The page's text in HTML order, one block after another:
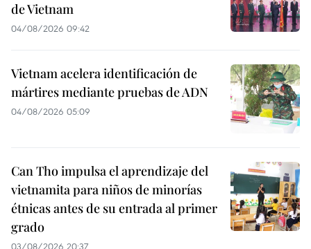
de Vietnam
04/08/2026 09:42
Vietnam acelera identificación de
mártires mediante pruebas de ADN
04/08/2026 05:09
Can Tho impulsa el aprendizaje del
vietnamita para niños de minorías
étnicas antes de su entrada al primer
grado
03/08/2026 20:37